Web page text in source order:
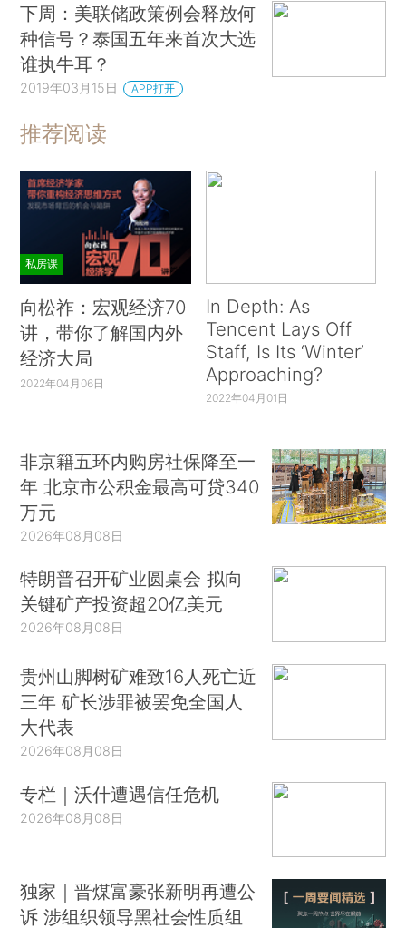
下周：美联储政策例会释放何
种信号？泰国五年来首次大选
谁执牛耳？
2019年03月15日 APP打开
推荐阅读
私房课
向松祚：宏观经济70
讲，带你了解国内外
经济大局
2022年04月06日
In Depth: As
Tencent Lays Off
Staff, Is Its ‘Winter’
Approaching?
2022年04月01日
非京籍五环内购房社保降至一
年 北京市公积金最高可贷340
万元
2026年08月08日
特朗普召开矿业圆桌会 拟向
关键矿产投资超20亿美元
2026年08月08日
贵州山脚树矿难致16人死亡近
三年 矿长涉罪被罢免全国人
大代表
2026年08月08日
专栏｜沃什遭遇信任危机
2026年08月08日
独家｜晋煤富豪张新明再遭公
诉 涉组织领导黑社会性质组